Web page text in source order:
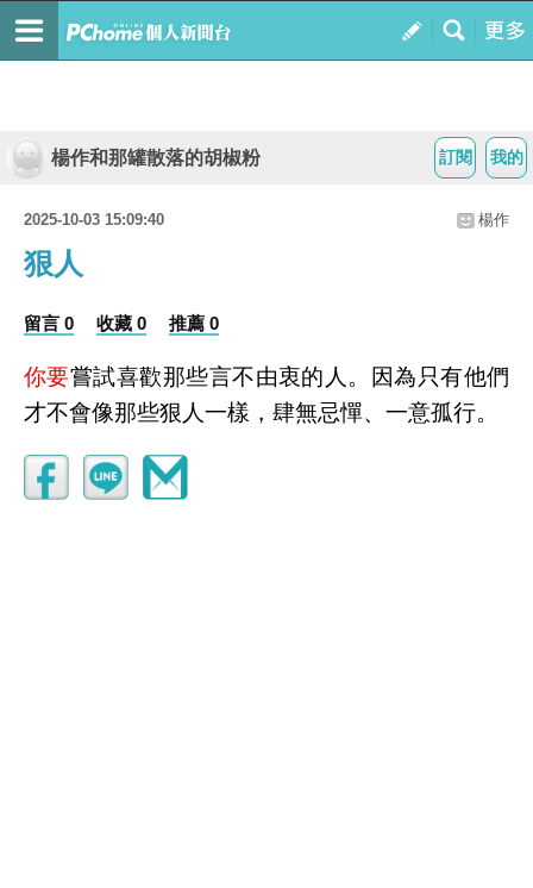
我的
訂閱
楊作和那罐散落的胡椒粉
2025-10-03 15:09:40 楊作
狠人
留言 0 收藏 0 推薦 0
你要嘗試喜歡那些言不由衷的人。因為只有他們
才不會像那些狠人一樣，肆無忌憚、一意孤行。